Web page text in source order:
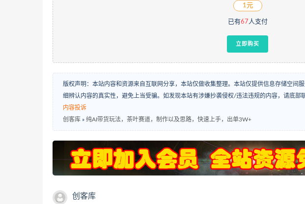
1元
已有67人支付
立即购买
版权声明：本站内容和资源来自互联网分享，本站仅做收集整理。本站仅提供信息存储空间
细辨认内容的真实性，避免上当受骗。如发现本站有涉嫌抄袭侵权/违法违规的内容，请底部
内容投诉
创客库 » 纯AI带货玩法，茶叶赛道，制作以及思路，快速上手，出单3W+
创客库